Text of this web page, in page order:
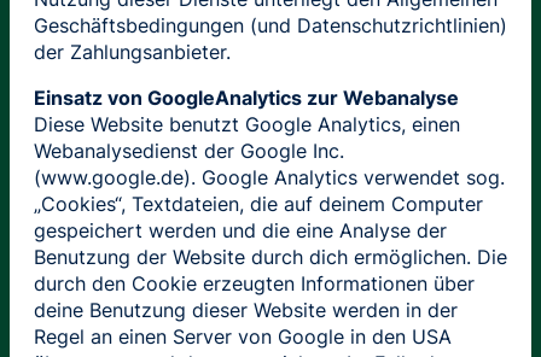
Geschäftsbedingungen (und Datenschutzrichtlinien)
der Zahlungsanbieter.
Einsatz von GoogleAnalytics zur Webanalyse
Diese Website benutzt Google Analytics, einen
Webanalysedienst der Google Inc.
(www.google.de). Google Analytics verwendet sog.
„Cookies“, Textdateien, die auf deinem Computer
gespeichert werden und die eine Analyse der
Benutzung der Website durch dich ermöglichen. Die
durch den Cookie erzeugten Informationen über
deine Benutzung dieser Website werden in der
Regel an einen Server von Google in den USA